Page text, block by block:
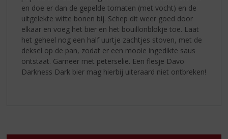
en doe er dan de gepelde tomaten (met vocht) en de
uitgelekte witte bonen bij. Schep dit weer goed door
elkaar en voeg het bier en het bouillonblokje toe. Laat
het geheel nog een half uurtje zachtjes stoven, met de
deksel op de pan, zodat er een mooie ingedikte saus
ontstaat. Garneer met peterselie. Een flesje Davo
Darkness Dark bier mag hierbij uiteraard niet ontbreken!